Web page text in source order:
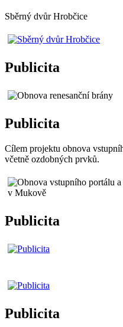
Sběrný dvůr Hrobčice
Publicita
Publicita
Cílem projektu obnova
včetně ozdobných prvků.
Publicita
Publicita